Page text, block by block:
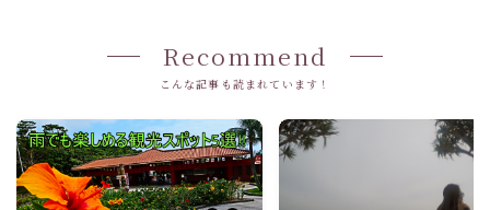
Recommend
こんな記事も読まれています！